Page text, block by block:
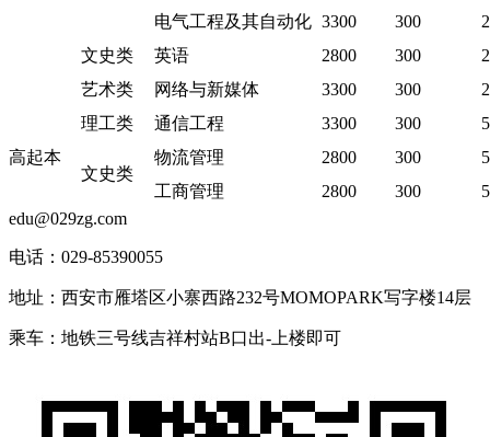
电气工程及其自动化 3300 300
文史类
英语 2800 300
艺术类
网络与新媒体 3300 300
高起本
理工类 通信工程 3300 300 5
文史类
物流管理 2800 300
5
工商管理
2800 300 5
edu@029zg.com
电话：029-85390055
地址：西安市雁塔区小寨西路232号MOMOPARK写字楼14层
乘车：地铁三号线吉祥村站B口出-上楼即可